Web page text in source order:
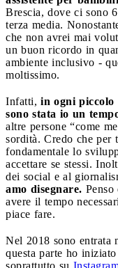
Brescia, dove ci sono
terza media.
che non avrei mai
un buon ricordo in
ambiente inclusivo -
moltissimo.
Infatti, in ogni piccolo
sono stata io un
altre persone “come
sordità. Credo che per
fondamentale lo
accettare se stessi.
dei social e al
amo disegnare.
avere il tempo
piace fare.
Nel 2018 sono entrata
questa parte ho
soprattutto su